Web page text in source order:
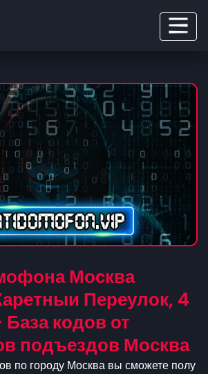
Москва
Переулок, 4
кодов от
подъездов Москва
по городу Москва вы сможете полу